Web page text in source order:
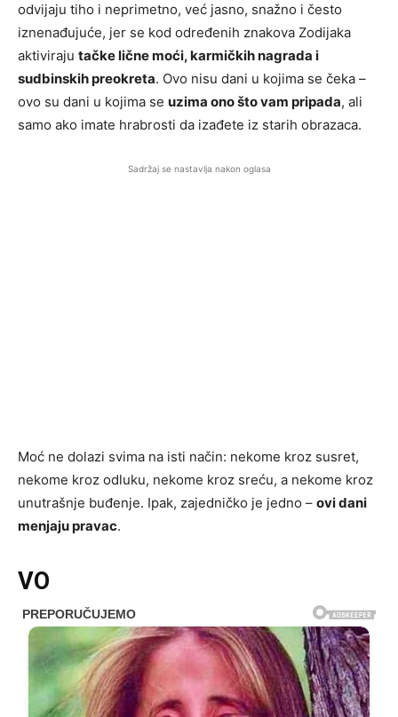
odvijaju tiho i neprimetno, već jasno, snažno i često
iznenađujuće, jer se kod određenih znakova Zodijaka
aktiviraju tačke lične moći, karmičkih nagrada i
sudbinskih preokreta. Ovo nisu dani u kojima se čeka –
ovo su dani u kojima se uzima ono što vam pripada, ali
samo ako imate hrabrosti da izađete iz starih obrazaca.
Sadržaj se nastavlja nakon oglasa
Moć ne dolazi svima na isti način: nekome kroz susret,
nekome kroz odluku, nekome kroz sreću, a nekome kroz
unutrašnje buđenje. Ipak, zajedničko je jedno – ovi dani
menjaju pravac.
VO